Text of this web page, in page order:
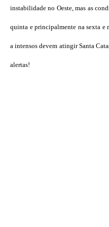
instabilidade no Oeste, mas as
quinta e principalmente na sexta e
a intensos devem atingir Santa
alertas!